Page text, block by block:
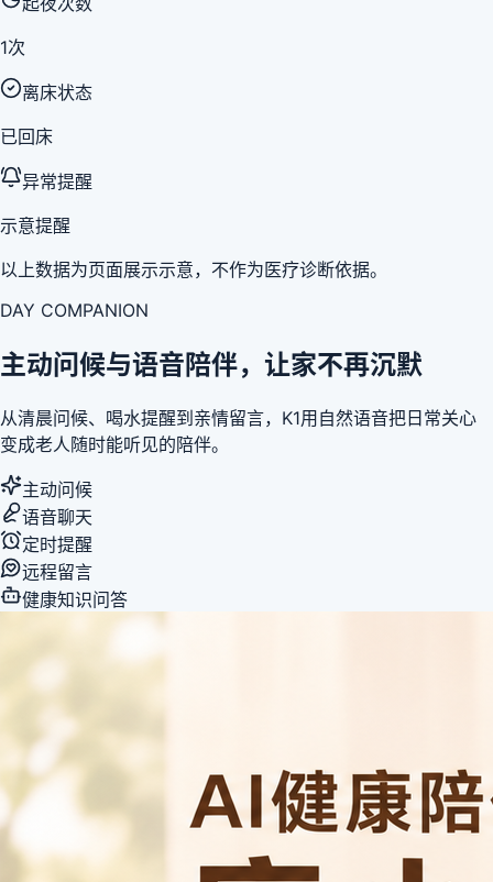
1次
离床状态
已回床
异常提醒
示意提醒
以上数据为页面展示示意，不作为医疗诊断依据。
DAY COMPANION
主动问候与语音陪伴，让家不再沉默
从清晨问候、喝水提醒到亲情留言，K1用自然语音把日常关心
变成老人随时能听见的陪伴。
主动问候
语音聊天
定时提醒
远程留言
健康知识问答